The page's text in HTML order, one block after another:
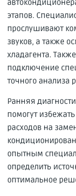
этапов.
прослушивают
звуков, а также
хладагента.
подключение
точного анализа
Ранняя
помогут
расходов на
опытным
определить
оптимальное